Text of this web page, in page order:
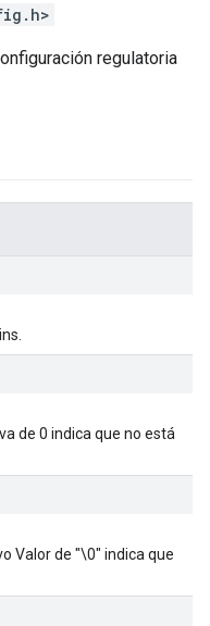
regulatoria
de 0 indica que no está
Valor de "\0" indica que